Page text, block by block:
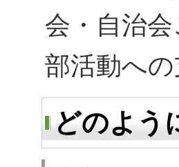
会・自治
部活動へ
どのよう